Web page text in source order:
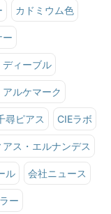
カドミウム色
ー
ディーブル
ルケマーク
尋ピアス CIEラボ
ス・エルナンデス
ル 会社ニュース
ー